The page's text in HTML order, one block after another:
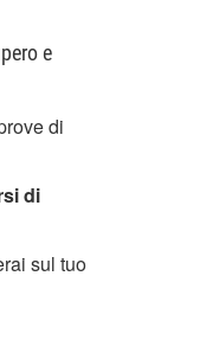
e
di
di
sul tuo